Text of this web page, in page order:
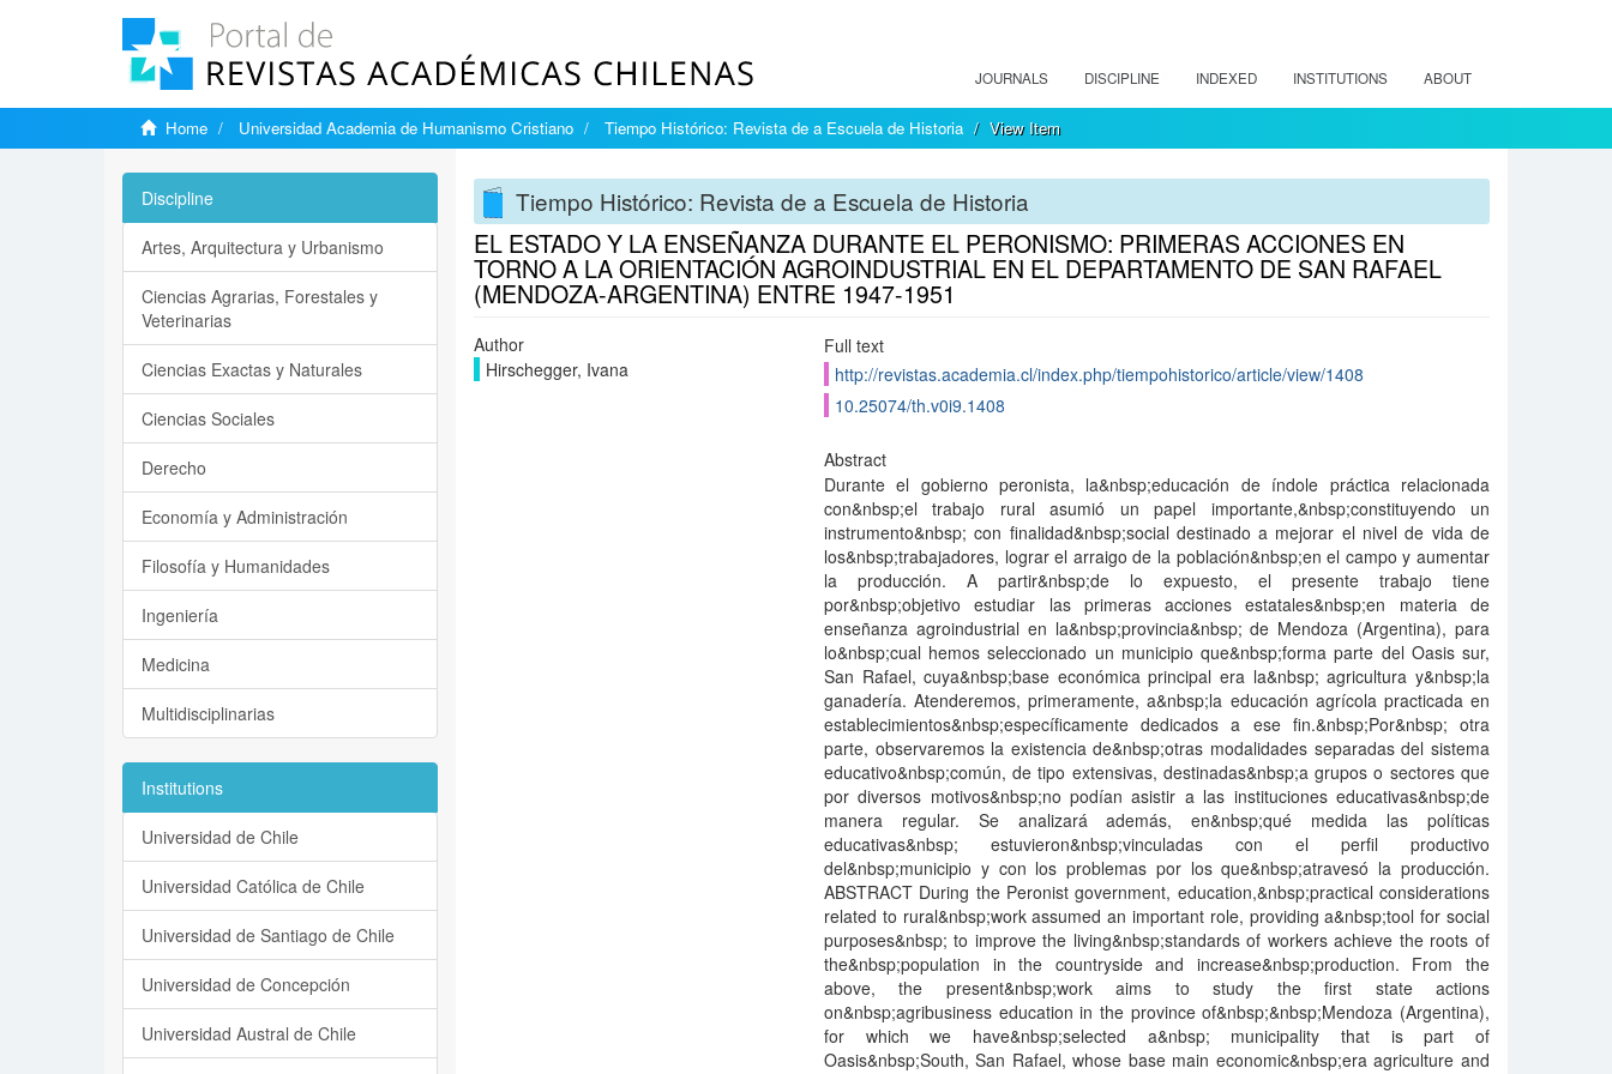
JOURNALS DISCIPLINE INDEXED INSTITUTIONS ABOUT
Home Universidad Academia de Humanismo Cristiano Tiempo Histórico: Revista de a Escuela de Historia View Item
Tiempo Histórico: Revista de a Escuela de Historia
EL ESTADO Y LA ENSEÑANZA DURANTE EL PERONISMO: PRIMERAS ACCIONES EN
TORNO A LA ORIENTACIÓN AGROINDUSTRIAL EN EL DEPARTAMENTO DE SAN RAFAEL
(MENDOZA-ARGENTINA) ENTRE 1947-1951
Author
Hirschegger, Ivana
Full text
http://revistas.academia.cl/index.php/tiempohistorico/article/view/1408
10.25074/th.v0i9.1408
Abstract
Durante el gobierno peronista, la&nbsp;educación de índole práctica relacionada
con&nbsp;el trabajo rural asumió un papel importante,&nbsp;constituyendo un
instrumento&nbsp; con finalidad&nbsp;social destinado a mejorar el nivel de vida de
los&nbsp;trabajadores, lograr el arraigo de la población&nbsp;en el campo y aumentar
la producción. A partir&nbsp;de lo expuesto, el presente trabajo tiene
por&nbsp;objetivo estudiar las primeras acciones estatales&nbsp;en materia de
enseñanza agroindustrial en la&nbsp;provincia&nbsp; de Mendoza (Argentina), para
lo&nbsp;cual hemos seleccionado un municipio que&nbsp;forma parte del Oasis sur,
San Rafael, cuya&nbsp;base económica principal era la&nbsp; agricultura y&nbsp;la
ganadería. Atenderemos, primeramente, a&nbsp;la educación agrícola practicada en
establecimientos&nbsp;específicamente dedicados a ese fin.&nbsp;Por&nbsp; otra
parte, observaremos la existencia de&nbsp;otras modalidades separadas del sistema
educativo&nbsp;común, de tipo extensivas, destinadas&nbsp;a grupos o sectores que
por diversos motivos&nbsp;no podían asistir a las instituciones educativas&nbsp;de
manera regular. Se analizará además, en&nbsp;qué medida las políticas
educativas&nbsp; estuvieron&nbsp;vinculadas con el perfil productivo
del&nbsp;municipio y con los problemas por los que&nbsp;atravesó la producción.
ABSTRACT During the Peronist government, education,&nbsp;practical considerations
related to rural&nbsp;work assumed an important role, providing a&nbsp;tool for social
purposes&nbsp; to improve the living&nbsp;standards of workers achieve the roots of
the&nbsp;population in the countryside and increase&nbsp;production. From the
above, the present&nbsp;work aims to study the first state actions
on&nbsp;agribusiness education in the province of&nbsp;&nbsp;Mendoza (Argentina),
for which we have&nbsp;selected a&nbsp; municipality that is part of
Oasis&nbsp;South, San Rafael, whose base main economic&nbsp;era agriculture and
Discipline
Artes, Arquitectura y Urbanismo
Ciencias Agrarias, Forestales y
Veterinarias
Ciencias Exactas y Naturales
Ciencias Sociales
Derecho
Economía y Administración
Filosofía y Humanidades
Ingeniería
Medicina
Multidisciplinarias
Institutions
Universidad de Chile
Universidad Católica de Chile
Universidad de Santiago de Chile
Universidad de Concepción
Universidad Austral de Chile